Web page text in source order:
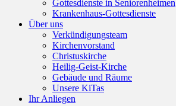
Gottesdienste in Seniorenheimen
Krankenhaus-Gottesdienste
Über uns
Verkündigungsteam
Kirchenvorstand
Christuskirche
Heilig-Geist-Kirche
Gebäude und Räume
Unsere KiTas
Ihr Anliegen